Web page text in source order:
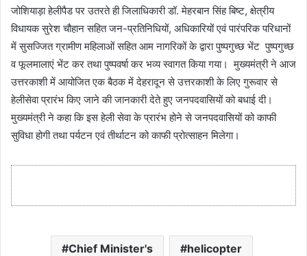
जोशियाड़ा हेलीपैड पर उतरते ही जिलाधिकारी डॉ. मेहरबान सिंह बिष्ट, क्षेत्रीय
विधायक सुरेश चौहान सहित जन-प्रतिनिधियों, अधिकारियों एवं पारंपरिक परिधानों
में सुसज्जित ग्रामीण महिलाओं सहित आम नागरिकों के द्वारा पुष्पगुच्छ भेंट पुष्पगुच्छ
व फूलमालाएं भेंट कर तथा पुष्पवर्षा कर भव्य स्वागत किया गया। मुख्यमंत्री ने आज
उत्तरकाशी में आयोजित एक बैठक में देहरादून से उत्तरकाशी के लिए गुरूवार से
हेलीसेवा प्रारंभ किए जाने की जानकारी देते हुए जनपदवासियों को बधाई दी।
मुख्यमंत्री ने कहा कि इस हेली सेवा के प्रारंभ होने से जनपदवासियों को काफी
सुविधा होगी तथा पर्यटन एवं तीर्थाटन को काफी प्रोत्साहन मिलेगा।
Chief Minister's helicopter